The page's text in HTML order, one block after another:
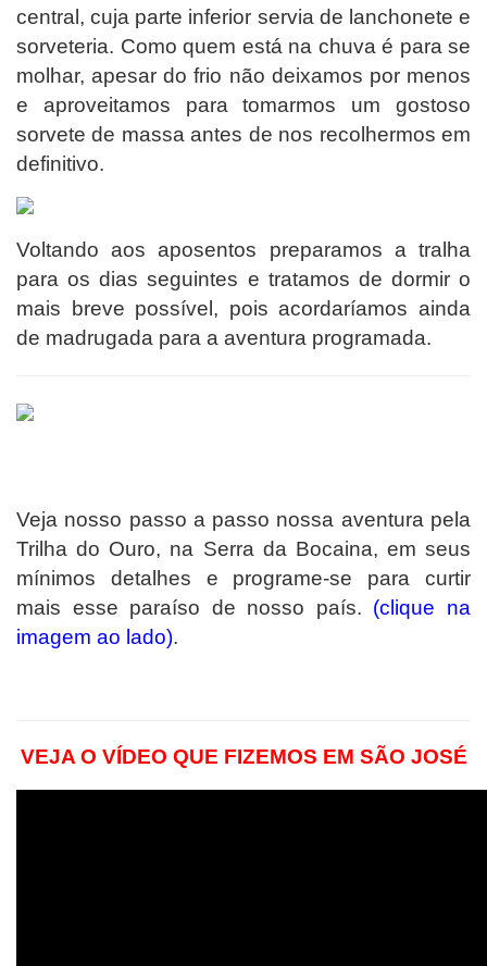
central, cuja parte inferior servia de lanchonete e
sorveteria. Como quem está na chuva é para se
molhar, apesar do frio não deixamos por menos
e aproveitamos para tomarmos um gostoso
sorvete de massa antes de nos recolhermos em
definitivo.
Voltando aos aposentos preparamos a tralha
para os dias seguintes e tratamos de dormir o
mais breve possível, pois acordaríamos ainda
de madrugada para a aventura programada.
Veja nosso passo a passo nossa aventura pela
Trilha do Ouro, na Serra da Bocaina, em seus
mínimos detalhes e programe-se para curtir
mais esse paraíso de nosso país. (clique na
imagem ao lado).
VEJA O VÍDEO QUE FIZEMOS EM SÃO JOSÉ